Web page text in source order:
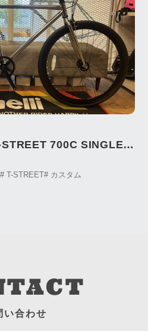
700C SINGLE
# T-STREET# カスタム
い合わせ